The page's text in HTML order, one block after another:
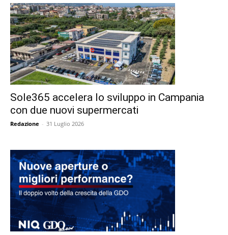
Sole365 accelera lo sviluppo in Campania
con due nuovi supermercati
Redazione - 31 Luglio 2026